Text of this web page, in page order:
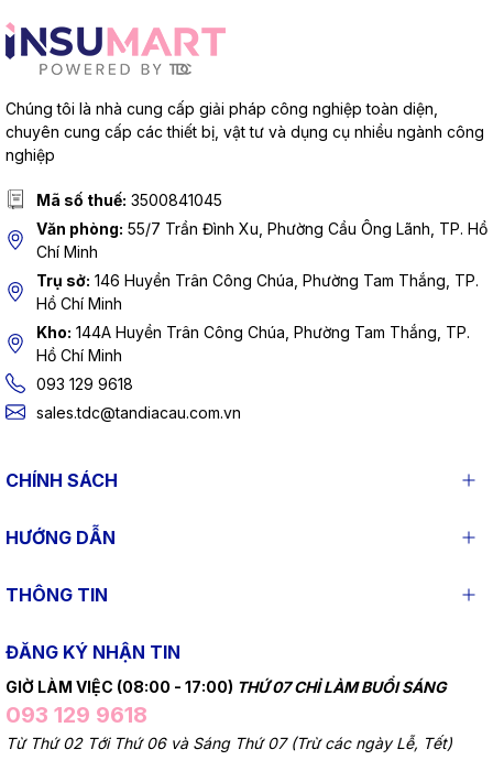
Chúng tôi là nhà cung cấp giải pháp công nghiệp toàn diện,
chuyên cung cấp các thiết bị, vật tư và dụng cụ nhiều ngành công
nghiệp
Mã số thuế: 3500841045
Văn phòng: 55/7 Trần Đình Xu, Phường Cầu Ông Lãnh, TP. Hồ
Chí Minh
Trụ sở: 146 Huyền Trân Công Chúa, Phường Tam Thắng, TP.
Hồ Chí Minh
Kho: 144A Huyền Trân Công Chúa, Phường Tam Thắng, TP.
Hồ Chí Minh
093 129 9618
sales.tdc@tandiacau.com.vn
CHÍNH SÁCH
HƯỚNG DẪN
THÔNG TIN
ĐĂNG KÝ NHẬN TIN
GIỜ LÀM VIỆC (08:00 - 17:00) THỨ 07 CHỈ LÀM BUỔI SÁNG
093 129 9618
Từ Thứ 02 Tới Thứ 06 và Sáng Thứ 07 (Trừ các ngày Lễ, Tết)